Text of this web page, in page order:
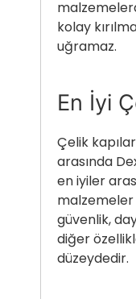
kolay
uğramaz.
En İyi
Çelik
arasında
en iyiler
malzemeler
güvenlik,
diğer
düzeydedir.